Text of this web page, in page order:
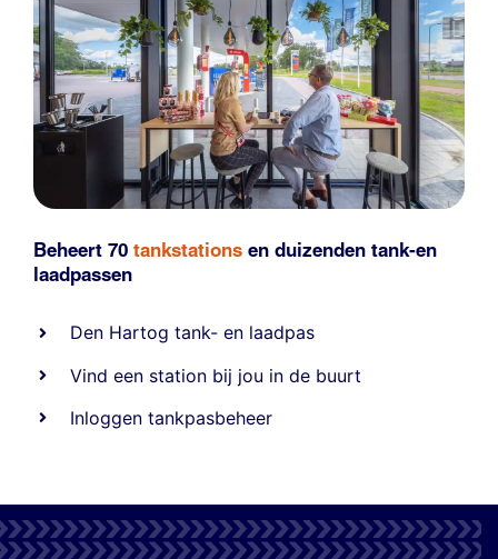
Beheert 70 tankstations en duizenden tank-en
laadpassen
Den Hartog tank- en laadpas
Vind een station bij jou in de buurt
Inloggen tankpasbeheer